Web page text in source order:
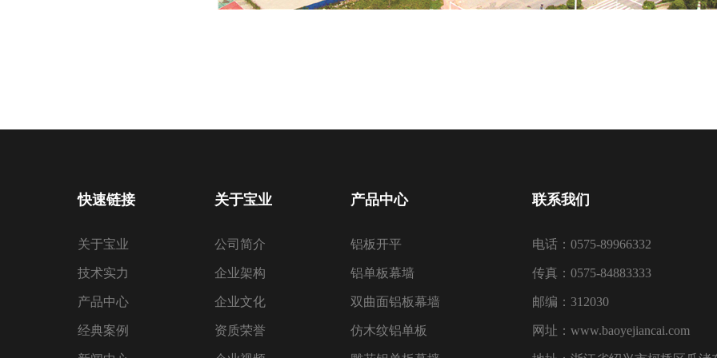
快速链接
关于宝业
技术实力
产品中心
经典案例
关于宝业
公司简介
企业架构
企业文化
资质荣誉
产品中心
铝板开平
铝单板幕墙
双曲面铝板幕墙
仿木纹铝单板
联系我们
电话：0575-89966332
传真：0575-84883333
邮编：312030
网址：www.baoyejiancai.com